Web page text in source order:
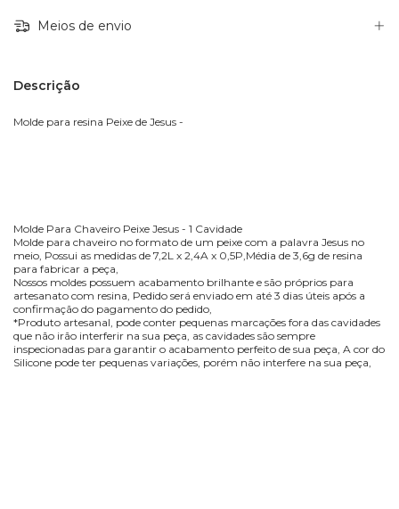
Meios de envio
Descrição
Molde para resina Peixe de Jesus -
Molde Para Chaveiro Peixe Jesus - 1 Cavidade
Molde para chaveiro no formato de um peixe com a palavra Jesus no
meio, Possui as medidas de 7,2L x 2,4A x 0,5P,Média de 3,6g de resina
para fabricar a peça,
Nossos moldes possuem acabamento brilhante e são próprios para
artesanato com resina, Pedido será enviado em até 3 dias úteis após a
confirmação do pagamento do pedido,
*Produto artesanal, pode conter pequenas marcações fora das cavidades
que não irão interferir na sua peça, as cavidades são sempre
inspecionadas para garantir o acabamento perfeito de sua peça, A cor do
Silicone pode ter pequenas variações, porém não interfere na sua peça,